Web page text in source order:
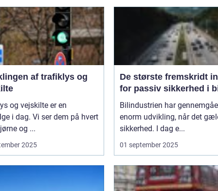
af trafiklys og
og vejskilte er en
i dag. Vi ser dem på hvert
og ...
2025
De største fremskridt
for passiv sikkerhed i
Bilindustrien har
enorm udvikling, når det
sikkerhed. I dag e...
01 september 2025